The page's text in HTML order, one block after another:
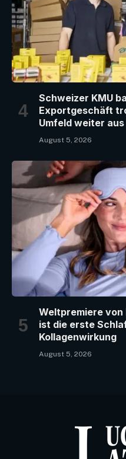
Schweizer KMU
Exportgeschäft
Umfeld weiter aus
August 5, 2026
Weltpremiere von
ist die erste
Kollagenwirkung
August 5, 2026